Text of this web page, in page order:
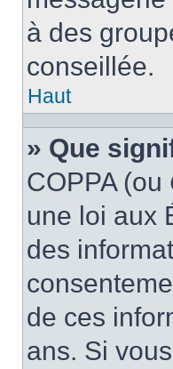
à des
conseillée.
Haut
» Que
COPPA (ou
une loi aux
des
de ces
ans. Si